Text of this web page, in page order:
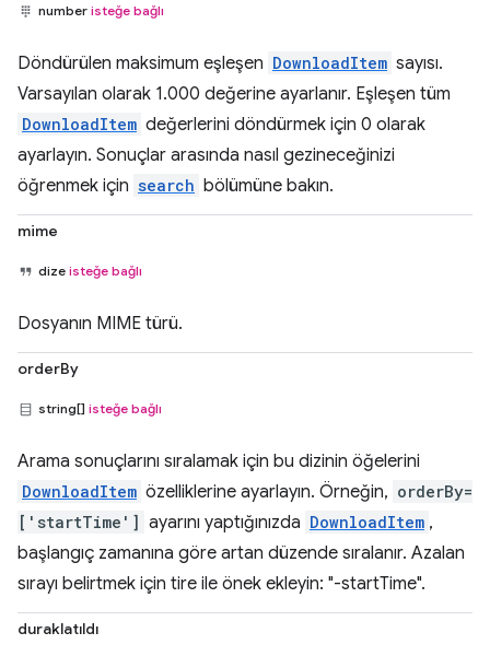
number isteğe bağlı
Döndürülen maksimum eşleşen DownloadItem sayısı.
Varsayılan olarak 1.000 değerine ayarlanır. Eşleşen tüm
DownloadItem değerlerini döndürmek için 0 olarak
ayarlayın. Sonuçlar arasında nasıl gezineceğinizi
öğrenmek için search bölümüne bakın.
mime
dize isteğe bağlı
Dosyanın MIME türü.
orderBy
string[] isteğe bağlı
Arama sonuçlarını sıralamak için bu dizinin öğelerini
DownloadItem özelliklerine ayarlayın. Örneğin, orderBy=
['startTime'] ayarını yaptığınızda DownloadItem ,
başlangıç zamanına göre artan düzende sıralanır. Azalan
sırayı belirtmek için tire ile önek ekleyin: "-startTime".
duraklatıldı